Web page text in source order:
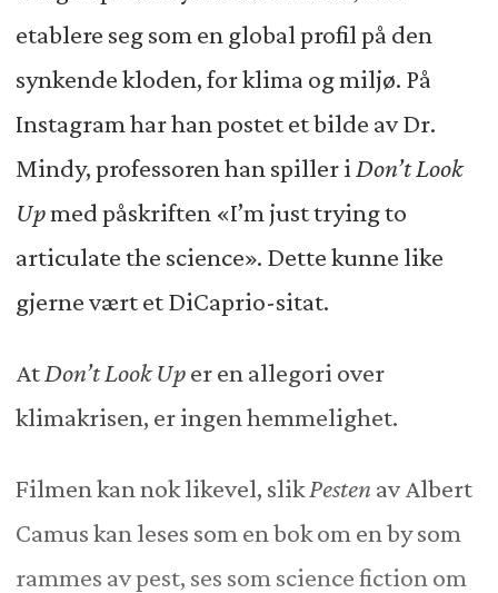
etablere seg som en global profil på den
synkende kloden, for klima og miljø. På
Instagram har han postet et bilde av Dr.
Mindy, professoren han spiller i Don’t Look
Upmed påskriften «I’m just trying to
articulate the science». Dette kunne like
gjerne vært et DiCaprio-sitat.
AtDon’t Look Uper en allegori over
klimakrisen, er ingen hemmelighet.
Filmen kan nok likevel, slikPesten av Albert
Camus kan leses som en bok om en by som
rammes av pest, ses som science fiction om